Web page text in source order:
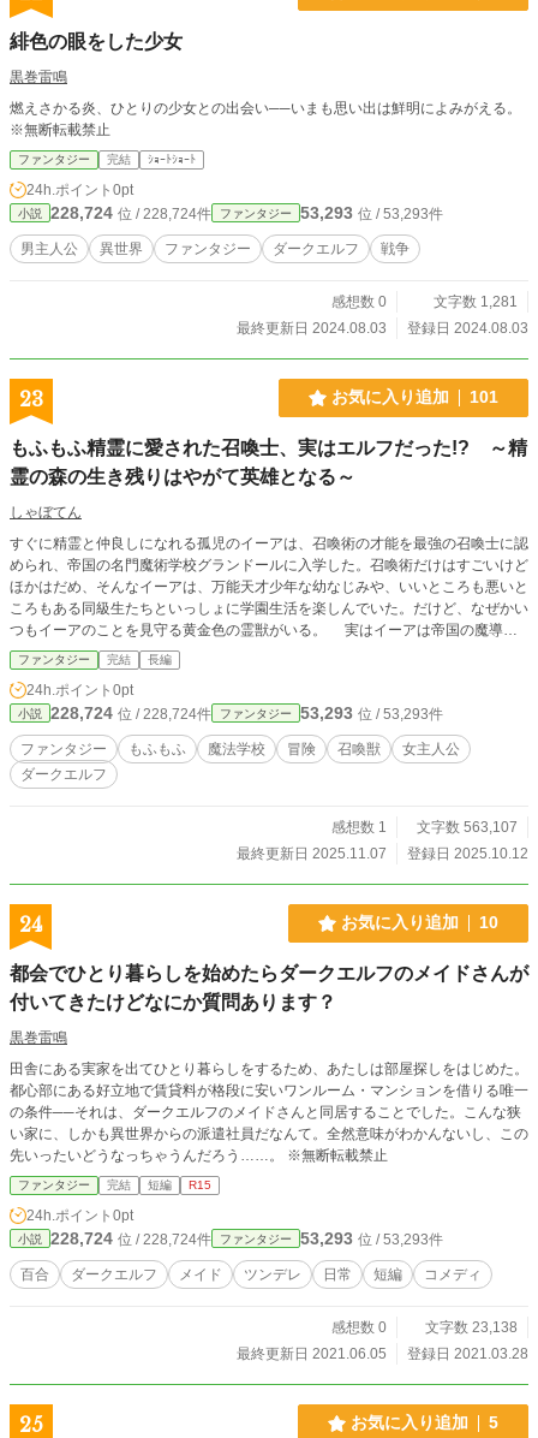
緋色の眼をした少女
黒巻雷鳴
燃えさかる炎、ひとりの少女との出会い──いまも思い出は鮮明によみがえる。
※無断転載禁止
ファンタジー 完結 ｼｮｰﾄｼｮｰﾄ
24h.ポイント 0pt
小説 228,724 位 / 228,724件 ファンタジー 53,293 位 / 53,293件
男主人公 異世界 ファンタジー ダークエルフ 戦争
感想数 0
文字数 1,281
最終更新日 2024.08.03
登録日 2024.08.03
23 お気に入り追加 101
もふもふ精霊に愛された召喚士、実はエルフだった!? ～精
霊の森の生き残りはやがて英雄となる～
しゃぼてん
すぐに精霊と仲良しになれる孤児のイーアは、召喚術の才能を最強の召喚士に認
められ、帝国の名門魔術学校グランドールに入学した。召喚術だけはすごいけど
ほかはだめ、そんなイーアは、万能天才少年な幼なじみや、いいところも悪いと
ころもある同級生たちといっしょに学園生活を楽しんでいた。だけど、なぜかい
つもイーアのことを見守る黄金色の霊獣がいる。 実はイーアは帝国の魔導士
に滅ぼされた精霊とともに生きる民の生き残りだった。記憶がもどったイーア
は、故郷を滅ぼした白装束の魔導士たちの正体、そして、学校の地下にかくされ
た秘密を追う。その結果、自分が世界を大きく変えることになるとは知らずに。
（ゆっくり成長。召喚獣は多いけど、バトルは少なめ、１０万字に１回くらい戦
闘しますが、主人公が強くなるのはだいぶ後です） 小説家になろう、カクヨム
にも投稿しました。
ファンタジー 完結 長編
24h.ポイント 0pt
小説 228,724 位 / 228,724件 ファンタジー 53,293 位 / 53,293件
ファンタジー もふもふ 魔法学校 冒険 召喚獣
女主人公
ダークエルフ
感想数 1
文字数 563,107
最終更新日 2025.11.07
登録日 2025.10.12
24 お気に入り追加 10
都会でひとり暮らしを始めたらダークエルフのメイドさんが
付いてきたけどなにか質問あります？
黒巻雷鳴
田舎にある実家を出てひとり暮らしをするため、あたしは部屋探しをはじめた。
都心部にある好立地で賃貸料が格段に安いワンルーム・マンションを借りる唯一
の条件──それは、ダークエルフのメイドさんと同居することでした。こんな狭
い家に、しかも異世界からの派遣社員だなんて。全然意味がわかんないし、この
先いったいどうなっちゃうんだろう……。 ※無断転載禁止
ファンタジー 完結 短編 R15
24h.ポイント 0pt
小説 228,724 位 / 228,724件 ファンタジー 53,293 位 / 53,293件
百合 ダークエルフ メイド ツンデレ 日常 短編 コメディ
感想数 0
文字数 23,138
最終更新日 2021.06.05
登録日 2021.03.28
25 お気に入り追加 5